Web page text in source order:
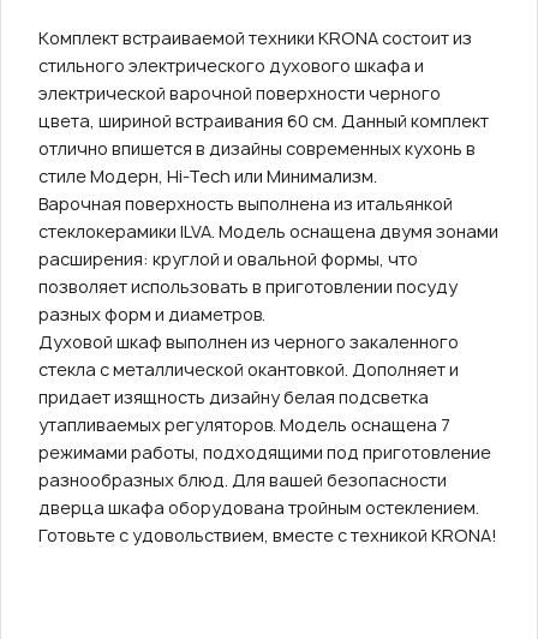
Комплект встраиваемой техники KRONA состоит из
стильного электрического духового шкафа и
электрической варочной поверхности черного
цвета, шириной встраивания 60 см. Данный комплект
отлично впишется в дизайны современных кухонь в
стиле Модерн, Hi-Tech или Минимализм.
Варочная поверхность выполнена из итальянкой
стеклокерамики ILVA. Модель оснащена двумя зонами
расширения: круглой и овальной формы, что
позволяет использовать в приготовлении посуду
разных форм и диаметров.
Духовой шкаф выполнен из черного закаленного
стекла с металлической окантовкой. Дополняет и
придает изящность дизайну белая подсветка
утапливаемых регуляторов. Модель оснащена 7
режимами работы, подходящими под приготовление
разнообразных блюд. Для вашей безопасности
дверца шкафа оборудована тройным остеклением.
Готовьте с удовольствием, вместе с техникой KRONA!